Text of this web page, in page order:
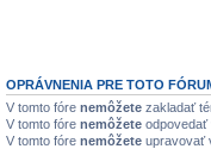
OPRÁVNENIA PRE TOTO
V tomto fóre nemôžete zakladať
V tomto fóre nemôžete odpovedať
V tomto fóre nemôžete upravovať